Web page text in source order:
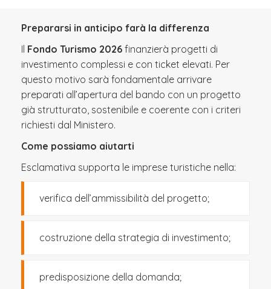
Prepararsi in anticipo farà la differenza
Il Fondo Turismo 2026 finanzierà progetti di
investimento complessi e con ticket elevati. Per
questo motivo sarà fondamentale arrivare
preparati all’apertura del bando con un progetto
già strutturato, sostenibile e coerente con i criteri
richiesti dal Ministero.
Come possiamo aiutarti
Esclamativa supporta le imprese turistiche nella:
verifica dell’ammissibilità del progetto;
costruzione della strategia di investimento;
predisposizione della domanda;